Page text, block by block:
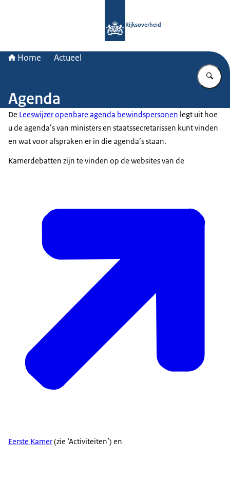
Rijksoverheid
Home Actueel
Agenda
De Leeswijzer openbare agenda bewindspersonen legt uit hoe
u de agenda’s van ministers en staatssecretarissen kunt vinden
en wat voor afspraken er in die agenda’s staan.
Kamerdebatten zijn te vinden op de websites van de
Eerste Kamer(zie ‘Activiteiten’) en